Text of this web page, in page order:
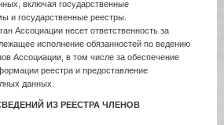
включая государственные
и государственные реестры.
Ассоциации несет ответственность за
исполнение обязанностей по ведению
Ассоциации, в том числе за обеспечение
реестра и предоставление
данных.
ИЗ РЕЕСТРА ЧЛЕНОВ